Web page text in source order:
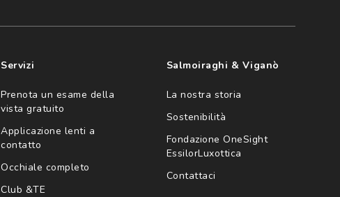
Servizi
Prenota un esame della
vista gratuito
Applicazione lenti a
contatto
Occhiale completo
Club &TE
Salmoiraghi & Viganò
La nostra storia
Sostenibilità
Fondazione OneSight
EssilorLuxottica
Contattaci